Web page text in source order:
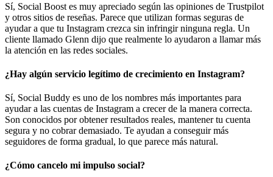
Sí, Social Boost es muy apreciado según las opiniones de Trustpilot
y otros sitios de reseñas. Parece que utilizan formas seguras de
ayudar a que tu Instagram crezca sin infringir ninguna regla. Un
cliente llamado Glenn dijo que realmente lo ayudaron a llamar más
la atención en las redes sociales.
¿Hay algún servicio legítimo de crecimiento en Instagram?
Sí, Social Buddy es uno de los nombres más importantes para
ayudar a las cuentas de Instagram a crecer de la manera correcta.
Son conocidos por obtener resultados reales, mantener tu cuenta
segura y no cobrar demasiado. Te ayudan a conseguir más
seguidores de forma gradual, lo que parece más natural.
¿Cómo cancelo mi impulso social?